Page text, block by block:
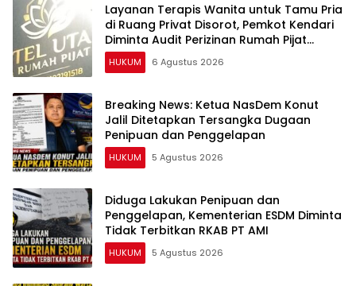
Layanan Terapis Wanita untuk Tamu Pria
di Ruang Privat Disorot, Pemkot Kendari
Diminta Audit Perizinan Rumah Pijat
Utami
HUKUM 6 Agustus 2026
Breaking News: Ketua NasDem Konut
Jalil Ditetapkan Tersangka Dugaan
Penipuan dan Penggelapan
HUKUM 5 Agustus 2026
Diduga Lakukan Penipuan dan
Penggelapan, Kementerian ESDM Diminta
Tidak Terbitkan RKAB PT AMI
HUKUM 5 Agustus 2026